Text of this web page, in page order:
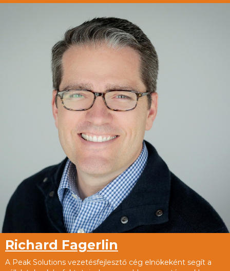
Richard Fagerlin
A Peak Solutions vezetésfejlesztő cég elnökeként segít a